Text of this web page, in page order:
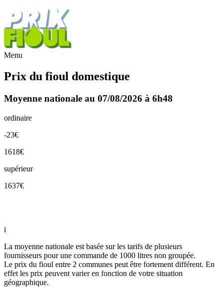
Menu
Prix du fioul domestique
Moyenne nationale au 07/08/2026 à 6h48
ordinaire
-23€
1618€
supérieur
1637€
i
La moyenne nationale est basée sur les tarifs de plusieurs
fournisseurs pour une commande de 1000 litres non groupée.
Le prix du fioul entre 2 communes peut être fortement différent. En
effet les prix peuvent varier en fonction de votre situation
géographique.